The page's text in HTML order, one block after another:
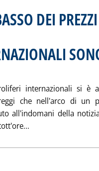
DEI
internazionali si è
che nell'arco di un
all'indomani della